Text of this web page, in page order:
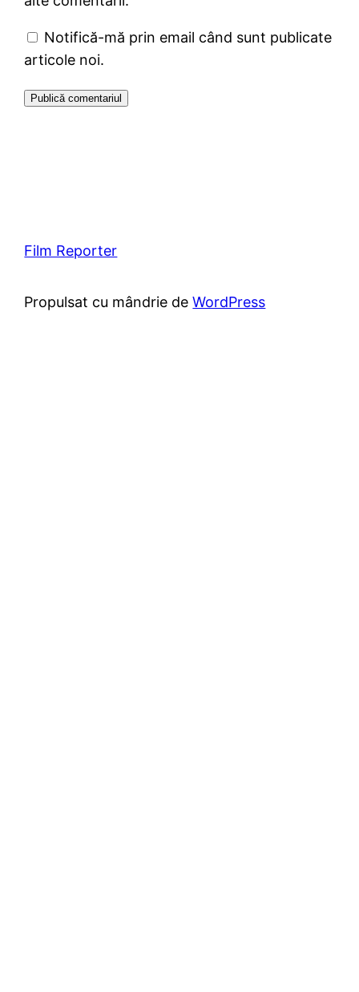
Notifică-mă prin email când sunt publicate
articole noi.
Film Reporter
Propulsat cu mândrie deWordPress